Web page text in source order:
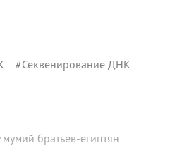
#Секвенирование ДНК
братьев-египтян